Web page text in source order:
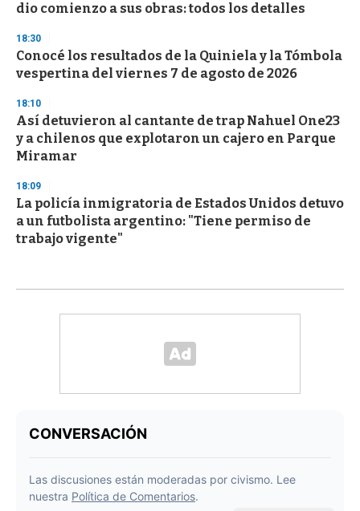
dio comienzo a sus obras: todos los detalles
18:30
Conocé los resultados de la Quiniela y la Tómbola
vespertina del viernes 7 de agosto de 2026
18:10
Así detuvieron al cantante de trap Nahuel One23
y a chilenos que explotaron un cajero en Parque
Miramar
18:09
La policía inmigratoria de Estados Unidos detuvo
a un futbolista argentino: "Tiene permiso de
trabajo vigente"